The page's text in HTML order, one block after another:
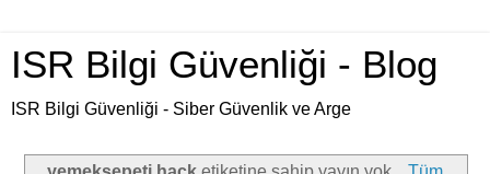
ISR Bilgi Güvenliği - Blog
ISR Bilgi Güvenliği - Siber Güvenlik ve Arge